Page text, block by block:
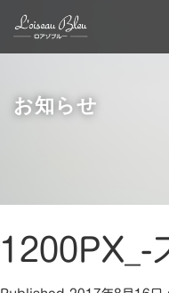
お知らせ
1200PX_-